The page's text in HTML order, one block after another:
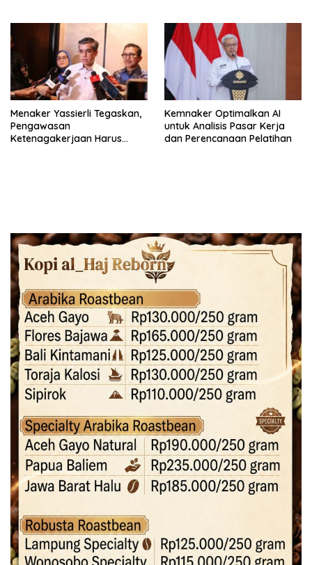
Menaker Yassierli Tegaskan,
Pengawasan
Ketenagakerjaan Harus
Kemnaker Optimalkan AI
untuk Analisis Pasar Kerja
dan Perencanaan Pelatihan